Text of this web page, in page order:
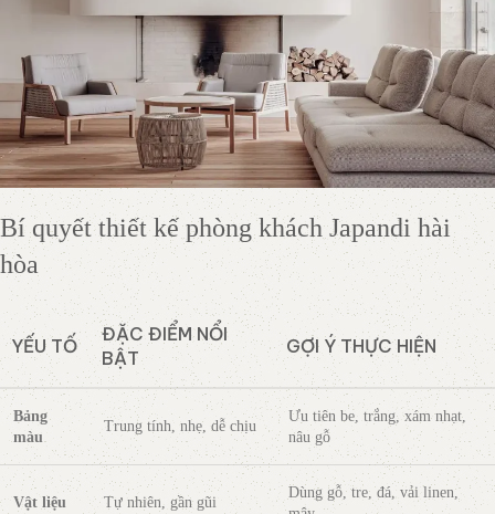
Bí quyết thiết kế phòng khách Japandi hài
hòa
YẾU TỐ
ĐẶC ĐIỂM NỔI
BẬT
GỢI Ý THỰC HIỆN
Bảng
màu
Trung tính, nhẹ, dễ chịu
Ưu tiên be, trắng, xám nhạt,
nâu gỗ
Vật liệu Tự nhiên, gần gũi
Dùng gỗ, tre, đá, vải linen,